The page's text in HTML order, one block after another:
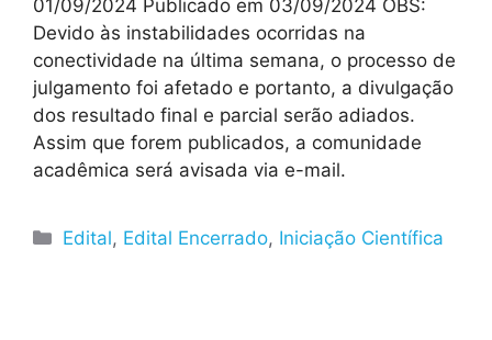
01/09/2024 Publicado em 03/09/2024 OBS:
Devido às instabilidades ocorridas na
conectividade na última semana, o processo de
julgamento foi afetado e portanto, a divulgação
dos resultado final e parcial serão adiados.
Assim que forem publicados, a comunidade
acadêmica será avisada via e-mail.
Edital, Edital Encerrado, Iniciação Científica